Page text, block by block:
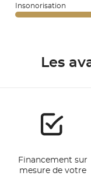
Insonorisation
Les
Financement sur
mesure de votre